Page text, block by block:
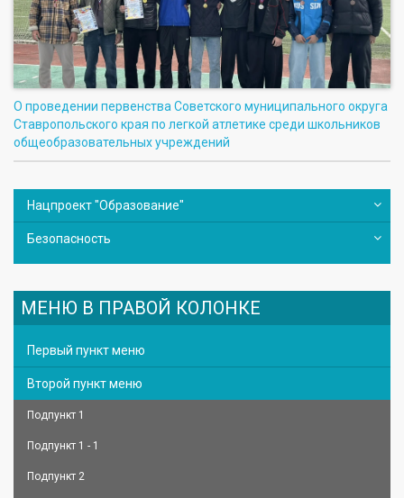
О проведении первенства Советского муниципального округа
Ставропольского края по легкой атлетике среди школьников
общеобразовательных учреждений
Нацпроект "Образование"
Безопасность
МЕНЮ В ПРАВОЙ КОЛОНКЕ
Первый пункт меню
Второй пункт меню
Подпункт 1
Подпункт 1 - 1
Подпункт 2